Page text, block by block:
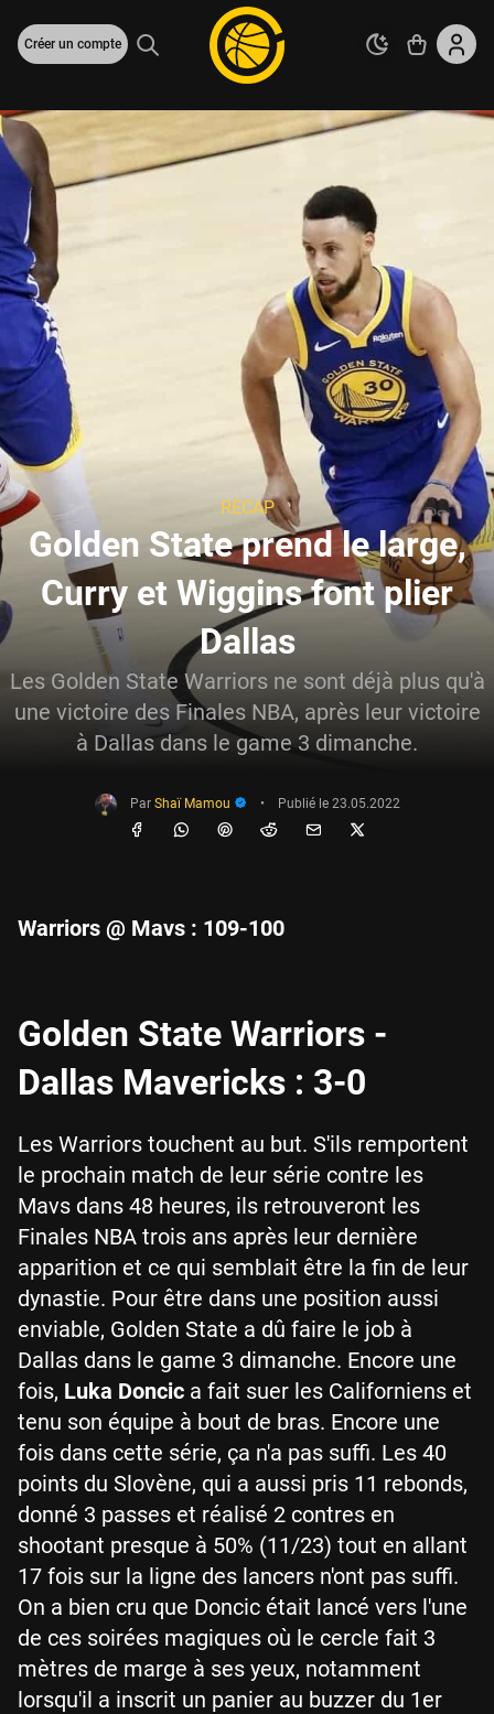
Créer un compte
RÉCAP
Golden State prend le large,
Curry et Wiggins font plier
Dallas
Les Golden State Warriors ne sont déjà plus qu'à
une victoire des Finales NBA, après leur victoire
à Dallas dans le game 3 dimanche.
Par Shaï Mamou • Publié le 23.05.2022
Warriors @ Mavs : 109-100
Golden State Warriors -
Dallas Mavericks : 3-0
Les Warriors touchent au but. S'ils remportent
le prochain match de leur série contre les
Mavs dans 48 heures, ils retrouveront les
Finales NBA trois ans après leur dernière
apparition et ce qui semblait être la fin de leur
dynastie. Pour être dans une position aussi
enviable, Golden State a dû faire le job à
Dallas dans le game 3 dimanche. Encore une
fois, Luka Doncic a fait suer les Californiens et
tenu son équipe à bout de bras. Encore une
fois dans cette série, ça n'a pas suffi. Les 40
points du Slovène, qui a aussi pris 11 rebonds,
donné 3 passes et réalisé 2 contres en
shootant presque à 50% (11/23) tout en allant
17 fois sur la ligne des lancers n'ont pas suffi.
On a bien cru que Doncic était lancé vers l'une
de ces soirées magiques où le cercle fait 3
mètres de marge à ses yeux, notamment
lorsqu'il a inscrit un panier au buzzer du 1er